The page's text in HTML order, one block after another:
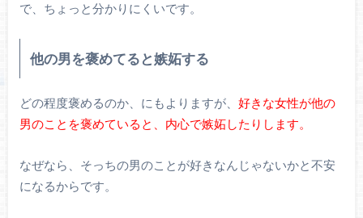
で、ちょっと分かりにくいです。
他の男を褒めてると嫉妬する
どの程度褒めるのか、にもよりますが、 好きな女性が他の
男のことを褒めていると、内心で嫉妬したりします。
なぜなら、そっちの男のことが好きなんじゃないかと不安
になるからです。